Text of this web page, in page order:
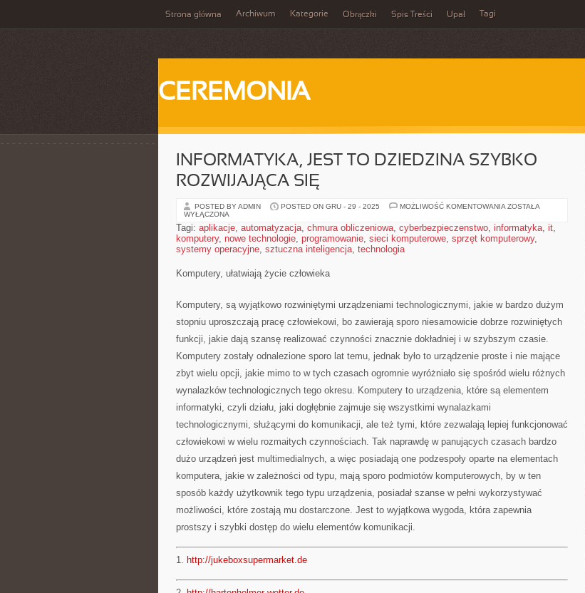
Strona główna Archiwum Kategorie Obrączki Spis Treści Upał Tagi
CEREMONIA
INFORMATYKA, JEST TO DZIEDZINA SZYBKO
ROZWIJAJĄCA SIĘ
POSTED BY ADMIN POSTED ON GRU - 29 - 2025 MOŻLIWOŚĆ KOMENTOWANIA INFORMATYKA,
DZIEDZINA
SZYBKO
ROZWIJAJĄCA
ZOSTAŁA
WYŁĄCZONA
Tagi: aplikacje, automatyzacja, chmura obliczeniowa, cyberbezpieczenstwo, informatyka, it,
komputery, nowe technologie, programowanie, sieci komputerowe, sprzęt komputerowy,
systemy operacyjne, sztuczna inteligencja, technologia
Komputery, ułatwiają życie człowieka
Komputery, są wyjątkowo rozwiniętymi urządzeniami technologicznymi, jakie w bardzo dużym
stopniu uproszczają pracę człowiekowi, bo zawierają sporo niesamowicie dobrze rozwiniętych
funkcji, jakie dają szansę realizować czynności znacznie dokładniej i w szybszym czasie.
Komputery zostały odnalezione sporo lat temu, jednak było to urządzenie proste i nie mające
zbyt wielu opcji, jakie mimo to w tych czasach ogromnie wyróżniało się spośród wielu różnych
wynalazków technologicznych tego okresu. Komputery to urządzenia, które są elementem
informatyki, czyli działu, jaki dogłębnie zajmuje się wszystkimi wynalazkami
technologicznymi, służącymi do komunikacji, ale też tymi, które zezwalają lepiej funkcjonować
człowiekowi w wielu rozmaitych czynnościach. Tak naprawdę w panujących czasach bardzo
dużo urządzeń jest multimedialnych, a więc posiadają one podzespoły oparte na elementach
komputera, jakie w zależności od typu, mają sporo podmiotów komputerowych, by w ten
sposób każdy użytkownik tego typu urządzenia, posiadał szanse w pełni wykorzystywać
możliwości, które zostają mu dostarczone. Jest to wyjątkowa wygoda, która zapewnia
prostszy i szybki dostęp do wielu elementów komunikacji.
1. http://jukeboxsupermarket.de